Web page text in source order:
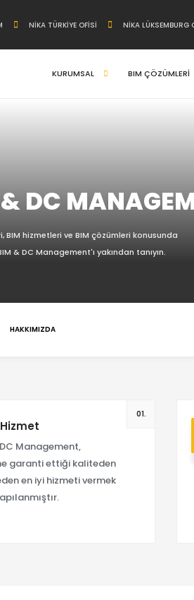
NİKA TÜRKİYE OFİSİ NİKA LÜKSEMBURG
KURUMSAL BIM ÇÖZÜMLERİ
DC
BIM hizmetleri ve BIM çözümleri konusunda
& DC Management'ı yakından tanıyın.
HAKKIMIZDA
01.
Management,
garanti ettiği kaliteden
en iyi hizmeti vermek